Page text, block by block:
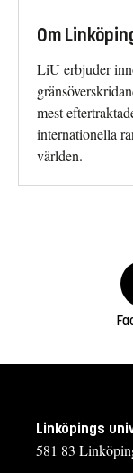
Om
LiU erbjuder
mest
internationella
världen.
Linköpings
581 83